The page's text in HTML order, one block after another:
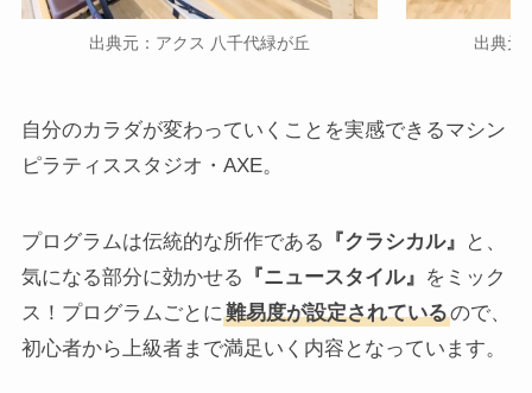
出典元：アクス 八千代緑が丘 出典元
自分のカラダが変わっていくことを実感できるマシン
ピラティススタジオ・AXE。
プログラムは伝統的な所作である 『クラシカル』
と、
気になる部分に効かせる
『ニュースタイル』 をミック
ス！プログラムごとに難易度が設定されているので、
初心者から上級者まで満足いく内容となっています。